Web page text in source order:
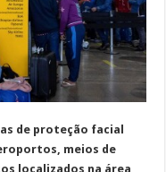
de proteção facial
meios de
localizados na área